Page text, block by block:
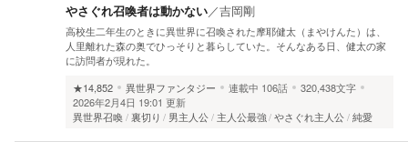
やさぐれ召喚者は動かない／吉岡剛
高校生二年生のときに異世界に召喚された摩耶健太（まやけんた）は、
人里離れた森の奥でひっそりと暮らしていた。そんなある日、健太の家
に訪問者が現れた。
★14,852
異世界ファンタジー 連載中 106話
320,438文字
2026年2月4日 19:01 更新
異世界召喚
裏切り 男主人公 主人公最強 やさぐれ主人公 純愛